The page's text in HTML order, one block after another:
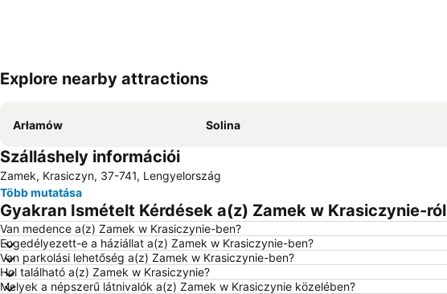
Explore nearby attractions
Arłamów Solina
Szálláshely információi
Zamek, Krasiczyn, 37-741, Lengyelország
Több mutatása
Gyakran Ismételt Kérdések a(z) Zamek w Krasiczynie-ról
Van medence a(z) Zamek w Krasiczynie-ben?
Engedélyezett-e a háziállat a(z) Zamek w Krasiczynie-ben?
Van parkolási lehetőség a(z) Zamek w Krasiczynie-ben?
Hol található a(z) Zamek w Krasiczynie?
Melyek a népszerű látnivalók a(z) Zamek w Krasiczynie közelében?